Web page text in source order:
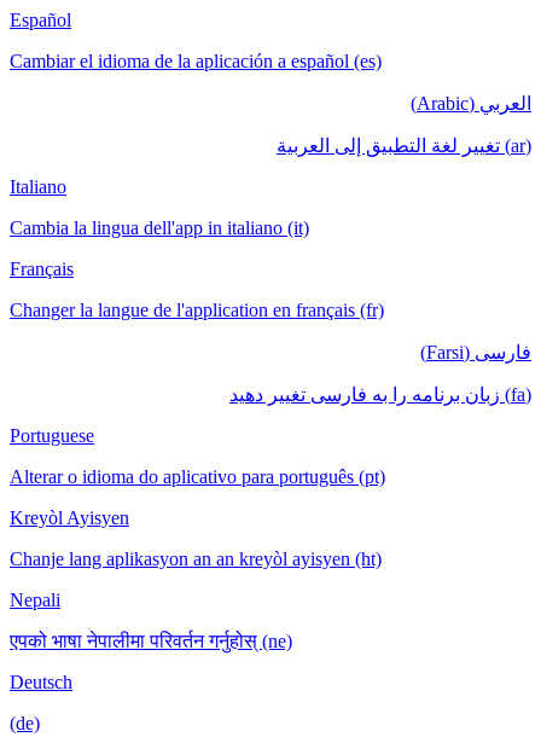
Español
Cambiar el idioma de la aplicación a español (es)
العربي (Arabic)
(ar) تغيير لغة التطبيق إلى العربية
Italiano
Cambia la lingua dell'app in italiano (it)
Français
Changer la langue de l'application en français (fr)
فارسی (Farsi)
(fa) زبان برنامه را به فارسی تغییر دهید
Portuguese
Alterar o idioma do aplicativo para português (pt)
Kreyòl Ayisyen
Chanje lang aplikasyon an an kreyòl ayisyen (ht)
Nepali
एपको भाषा नेपालीमा परिवर्तन गर्नुहोस् (ne)
Deutsch
(de)